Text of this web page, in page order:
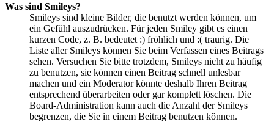
Was sind Smileys?
Smileys sind kleine Bilder, die benutzt werden können, um
ein Gefühl auszudrücken. Für jeden Smiley gibt es einen
kurzen Code, z. B. bedeutet :) fröhlich und :( traurig. Die
Liste aller Smileys können Sie beim Verfassen eines Beitrags
sehen. Versuchen Sie bitte trotzdem, Smileys nicht zu häufig
zu benutzen, sie können einen Beitrag schnell unlesbar
machen und ein Moderator könnte deshalb Ihren Beitrag
entsprechend überarbeiten oder gar komplett löschen. Die
Board-Administration kann auch die Anzahl der Smileys
begrenzen, die Sie in einem Beitrag benutzen können.